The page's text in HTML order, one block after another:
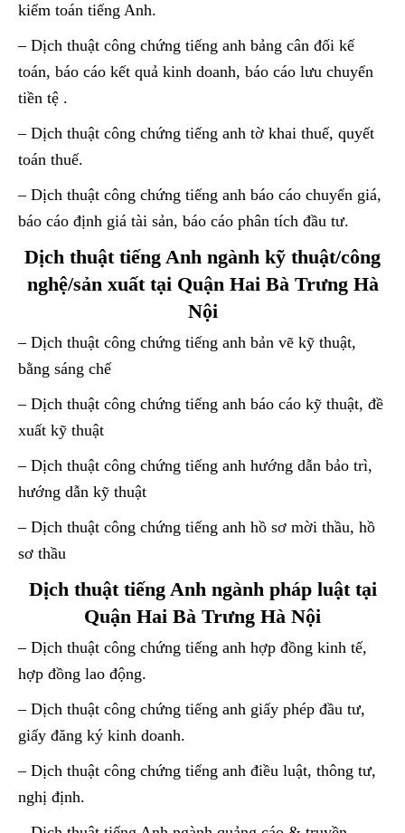
kiểm toán tiếng Anh.
– Dịch thuật công chứng tiếng anh bảng cân đối kế
toán, báo cáo kết quả kinh doanh, báo cáo lưu chuyển
tiền tệ .
– Dịch thuật công chứng tiếng anh tờ khai thuế, quyết
toán thuế.
– Dịch thuật công chứng tiếng anh báo cáo chuyển giá,
báo cáo định giá tài sản, báo cáo phân tích đầu tư.
Dịch thuật tiếng Anh ngành kỹ thuật/công
nghệ/sản xuất tại Quận Hai Bà Trưng Hà
Nội
– Dịch thuật công chứng tiếng anh bản vẽ kỹ thuật,
bằng sáng chế
– Dịch thuật công chứng tiếng anh báo cáo kỹ thuật, đề
xuất kỹ thuật
– Dịch thuật công chứng tiếng anh hướng dẫn bảo trì,
hướng dẫn kỹ thuật
– Dịch thuật công chứng tiếng anh hồ sơ mời thầu, hồ
sơ thầu
Dịch thuật tiếng Anh ngành pháp luật tại
Quận Hai Bà Trưng Hà Nội
– Dịch thuật công chứng tiếng anh hợp đồng kinh tế,
hợp đồng lao động.
– Dịch thuật công chứng tiếng anh giấy phép đầu tư,
giấy đăng ký kinh doanh.
– Dịch thuật công chứng tiếng anh điều luật, thông tư,
nghị định.